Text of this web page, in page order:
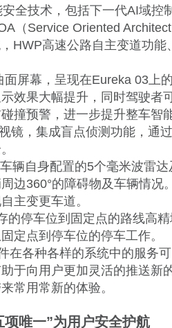
全技术，包括下一代AI域控
（Service Oriented
HWP高速公路自主变道功能
面屏幕，呈现在Eureka 03上
效果大幅提升，同时驾驶者
撞预警，进一步提升整车智
镜，集成盲点侦测功能，通过
辆自身配置的5个毫米波雷
边360°的障碍物及车辆情况
主变更车道。
停车位到固定点的路线高精
定点到停车位的停车工作。
在各种各样的系统中的服务
于向用户更加灵活的推送新
常用常新的体验。
项唯一”为用户安全护航